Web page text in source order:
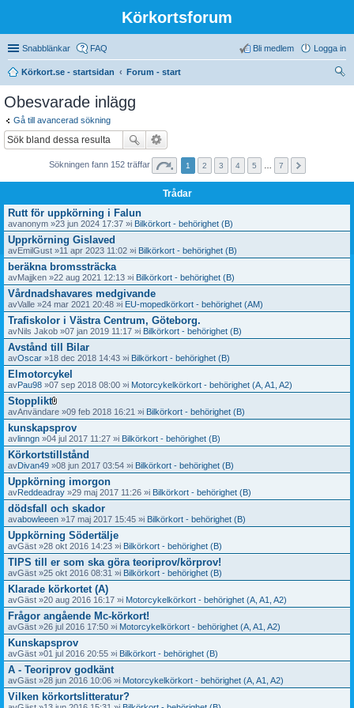
Körkortsforum
Snabblänkar FAQ Logga in
Bli medlem
Körkort.se - startsidan
Forum - start
Obesvarade inlägg
Gå till avancerad sökning
Sökningen fann 152 träffar 1 2 3 4 5 7
Trådar
Rutt för uppkörning i Falun
avanonym »23 jun 2024 17:37 »i Bilkörkort - behörighet (B)
Upprkörning Gislaved
avEmilGust »11 apr 2023 11:02 »i Bilkörkort - behörighet (B)
beräkna bromssträcka
avMajjken »22 aug 2021 12:13 »i Bilkörkort - behörighet (B)
Vårdnadshavares medgivande
avValle »24 mar 2021 20:48 »i EU-mopedkörkort - behörighet (AM)
Trafiskolor i Västra Centrum, Göteborg.
avNils Jakob »07 jan 2019 11:17 »i Bilkörkort - behörighet (B)
Avstånd till Bilar
avOscar »18 dec 2018 14:43 »i Bilkörkort - behörighet (B)
Elmotorcykel
avPau98 »07 sep 2018 08:00 »i Motorcykelkörkort - behörighet (A, A1, A2)
Stopplikt
B
i
l
a
g
o
r
avAnvändare »09 feb 2018 16:21 »i Bilkörkort - behörighet (B)
kunskapsprov
avlinngn »04 jul 2017 11:27 »i Bilkörkort - behörighet (B)
Körkortstillstånd
avDivan49 »08 jun 2017 03:54 »i Bilkörkort - behörighet (B)
Uppkörning imorgon
avReddeadray »29 maj 2017 11:26 »i Bilkörkort - behörighet (B)
dödsfall och skador
avabowleeen »17 maj 2017 15:45 »i Bilkörkort - behörighet (B)
Uppkörning Södertälje
avGäst »28 okt 2016 14:23 »i Bilkörkort - behörighet (B)
TIPS till er som ska göra teoriprov/körprov!
avGäst »25 okt 2016 08:31 »i Bilkörkort - behörighet (B)
Klarade körkortet (A)
avGäst »20 aug 2016 16:17 »i Motorcykelkörkort - behörighet (A, A1, A2)
Frågor angående Mc-körkort!
avGäst »26 jul 2016 17:50 »i Motorcykelkörkort - behörighet (A, A1, A2)
Kunskapsprov
avGäst »01 jul 2016 20:55 »i Bilkörkort - behörighet (B)
A - Teoriprov godkänt
avGäst »28 jun 2016 10:06 »i Motorcykelkörkort - behörighet (A, A1, A2)
Vilken körkortslitteratur?